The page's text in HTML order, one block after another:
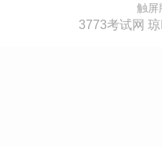
触屏
3773考试网